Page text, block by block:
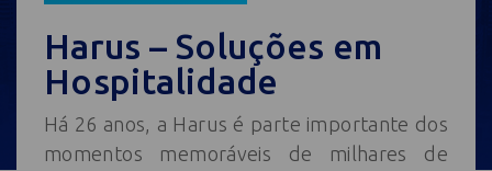
Harus – Soluções em
Hospitalidade
Há 26 anos, a Harus é parte importante dos
momentos memoráveis de milhares de